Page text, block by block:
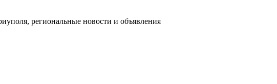
региональные новости и объявления